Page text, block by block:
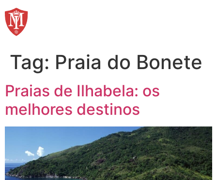
para
Tag: Praia do Bonete
Praias de Ilhabela: os
melhores destinos